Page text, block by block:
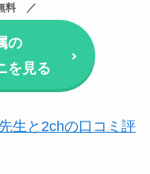
料
の
を見る
生と2chの口コミ評